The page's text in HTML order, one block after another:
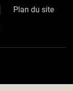
Plan du site